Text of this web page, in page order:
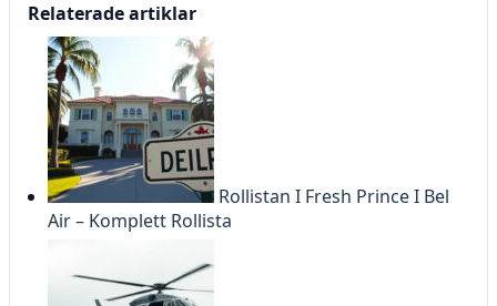
Relaterade artiklar
Rollistan I Fresh Prince I Bel
Air – Komplett Rollista